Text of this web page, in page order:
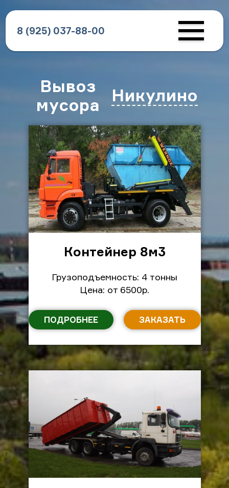
8 (925) 037-88-00
Вывоз
мусора
Никулино
Контейнер 8м3
Грузоподъемность: 4 тонны
Цена: от 6500р.
ПОДРОБНЕЕ ЗАКАЗАТЬ